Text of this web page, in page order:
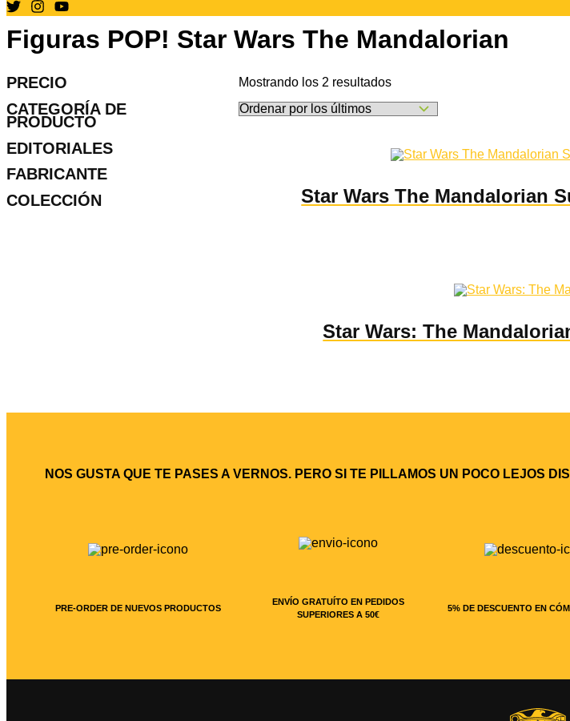
Figuras POP! Star Wars The Mandalorian
PRECIO
CATEGORÍA DE
PRODUCTO
EDITORIALES
FABRICANTE
COLECCIÓN
Mostrando los 2 resultadosOrdenado
los
últimos
Star Wars The Mandalorian
Star Wars: The
NOS GUSTA QUE TE PASES A VERNOS. PERO SI TE PILLAMOS UN POCO LEJOS
PRE-ORDER DE NUEVOS PRODUCTOS
ENVÍO GRATUÍTO EN PEDIDOS
SUPERIORES A 50€
5% DE DESCUENTO EN